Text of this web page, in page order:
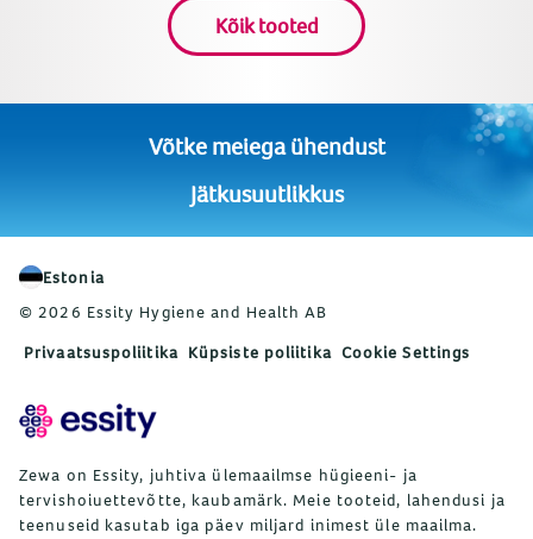
Kõik tooted
Võtke meiega ühendust
Jätkusuutlikkus
Estonia
© 2026 Essity Hygiene and Health AB
Privaatsuspoliitika Küpsiste poliitika Cookie Settings
Zewa on Essity, juhtiva ülemaailmse hügieeni- ja
tervishoiuettevõtte, kaubamärk. Meie tooteid, lahendusi ja
teenuseid kasutab iga päev miljard inimest üle maailma.